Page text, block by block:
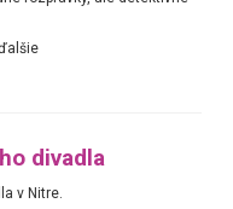
divadla
v Nitre.